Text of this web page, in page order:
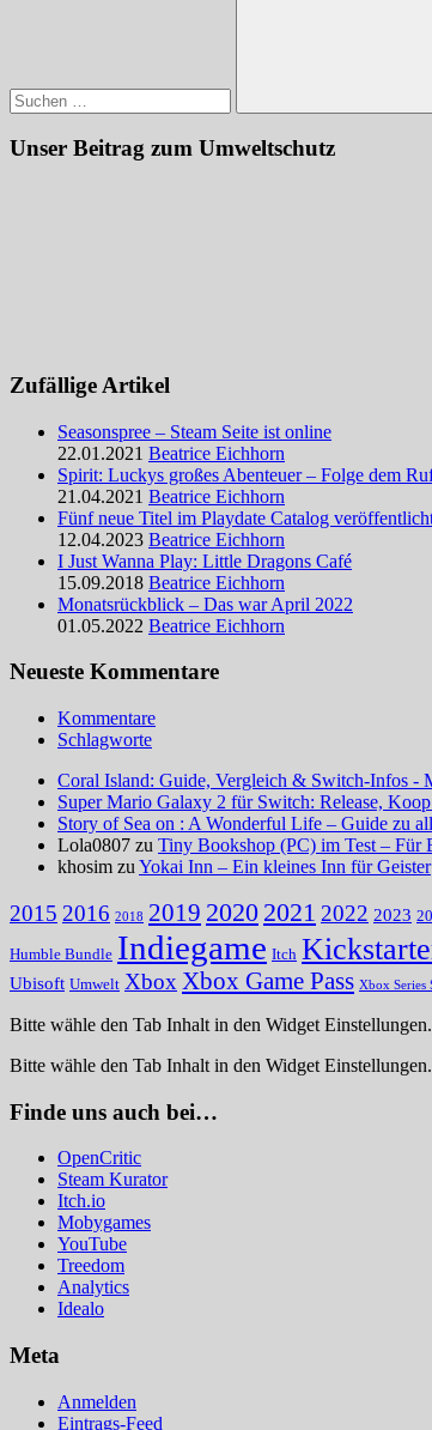
Unser Beitrag zum Umweltschutz
Zufällige Artikel
Seasonspree – Steam Seite ist online
22.01.2021 Beatrice Eichhorn
Spirit: Luckys großes Abenteuer – Folge dem
21.04.2021 Beatrice Eichhorn
Fünf neue Titel im Playdate Catalog
12.04.2023 Beatrice Eichhorn
I Just Wanna Play: Little Dragons Café
15.09.2018 Beatrice Eichhorn
Monatsrückblick – Das war April 2022
01.05.2022 Beatrice Eichhorn
Neueste Kommentare
Kommentare
Schlagworte
Coral Island: Guide, Vergleich & Switch-Infos -
Super Mario Galaxy 2 für Switch: Release,
Story of Sea on : A Wonderful Life – Guide zu
Lola0807 zu Tiny Bookshop (PC) im Test – Für
khosim zu Yokai Inn – Ein kleines Inn für Geister
2015 2016 2018 2019 2020 2021 2022 2023
Humble Bundle Indiegame Itch
Ubisoft Umwelt Xbox Xbox Game Pass Xbox Series
Bitte wähle den Tab Inhalt in den Widget Einstellungen.
Bitte wähle den Tab Inhalt in den Widget Einstellungen.
Finde uns auch bei…
OpenCritic
Steam Kurator
Itch.io
Mobygames
YouTube
Treedom
Analytics
Idealo
Meta
Anmelden
Eintrags-Feed